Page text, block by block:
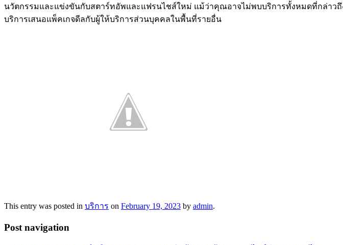
นวัตกรรมและแข่งขันกับสตาร์ทอัพและแฟรนไชส์ใหม่ แม้ว่าคุณอาจไม่พบบริการทั้งหมดที่กล่า
บริการเสนอแพ็คเกจดีลกับผู้ให้บริการส่วนบุคคลในพื้นที่รายอื่น
This entry was posted in บริการ on February 19, 2023 by admin.
Post navigation